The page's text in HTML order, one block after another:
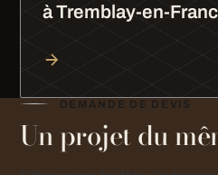
à Tremblay-en-
DEMANDE DE DEVIS
Un projet du